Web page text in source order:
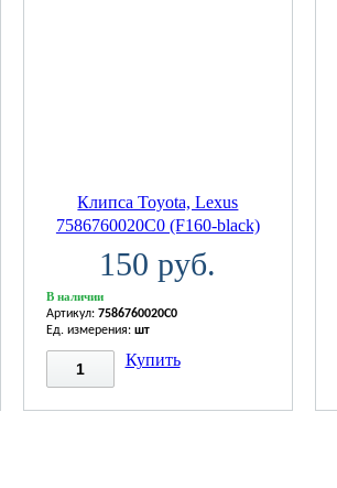
Клипса Toyota, Lexus
7586760020C0 (F160-black)
150 руб.
В наличии
Артикул: 7586760020C0
Ед. измерения: шт
Купить